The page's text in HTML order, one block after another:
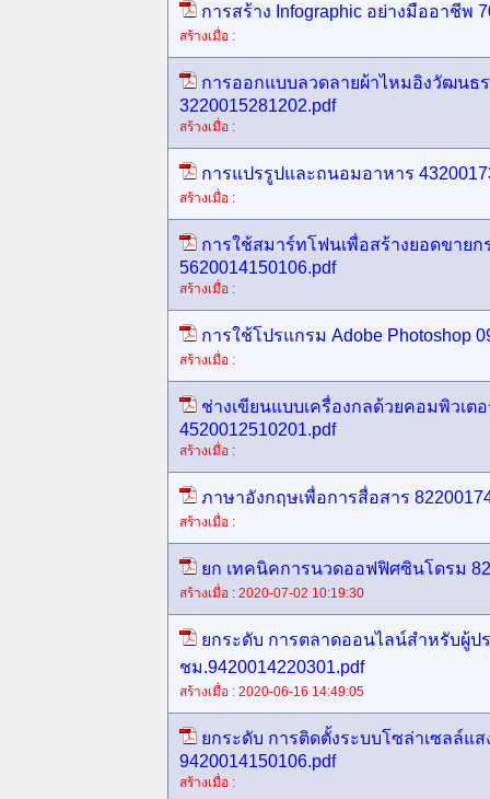
การสร้าง Infographic อย่างมืออาชีพ
สร้างเมื่อ :
การออกแบบลวดลายผ้าไหมอิงวัฒนธ
3220015281202.pdf
สร้างเมื่อ :
การแปรรูปและถนอมอาหาร
สร้างเมื่อ :
การใช้สมาร์ทโฟนเพื่อสร้างยอดขายก
5620014150106.pdf
สร้างเมื่อ :
การใช้โปรแกรม Adobe Photoshop
สร้างเมื่อ :
ช่างเขียนแบบเครื่องกลด้วยคอมพิวเตอ
4520012510201.pdf
สร้างเมื่อ :
ภาษาอังกฤษเพื่อการสื่อสาร
สร้างเมื่อ :
ยก เทคนิคการนวดออฟฟิศซินโดรม
สร้างเมื่อ : 2020-07-02 10:19:30
ยกระดับ การตลาดออนไลน์สำหรับผู้ป
ชม.9420014220301.pdf
สร้างเมื่อ : 2020-06-16 14:49:05
ยกระดับ การติดตั้งระบบโซล่าเซลล์แ
9420014150106.pdf
สร้างเมื่อ :